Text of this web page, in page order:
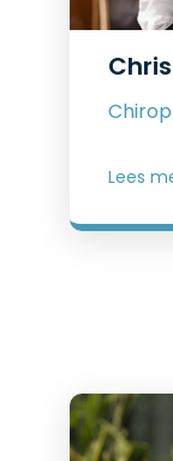
Lees